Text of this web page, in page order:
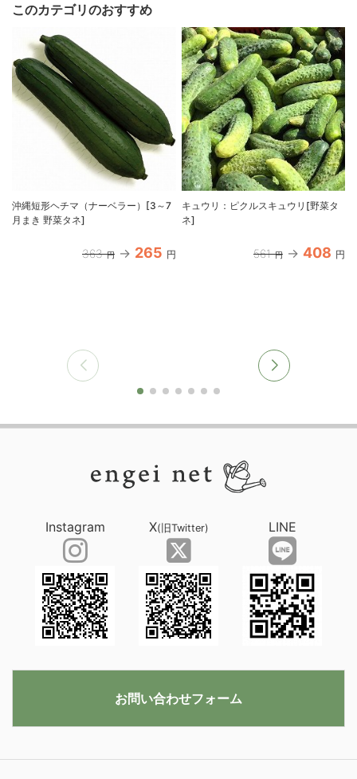
このカテゴリのおすすめ
沖縄短形ヘチマ（ナーベラー）[3～7
月まき 野菜タネ]
363 円 265 円
キュウリ：ピクルスキュウリ[野菜タ
ネ]
561 円 408 円
Instagram X(旧Twitter) LINE
お問い合わせフォーム